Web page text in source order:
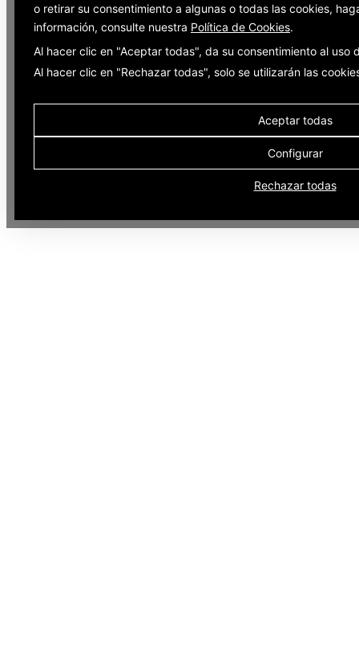
o retirar su consentimiento a algunas o todas las cookies,
información, consulte nuestra Política de Cookies.
Al hacer clic en "Aceptar todas", da su consentimiento al uso
Al hacer clic en "Rechazar todas", solo se utilizarán las
Aceptar todas
Configurar
Rechazar todas